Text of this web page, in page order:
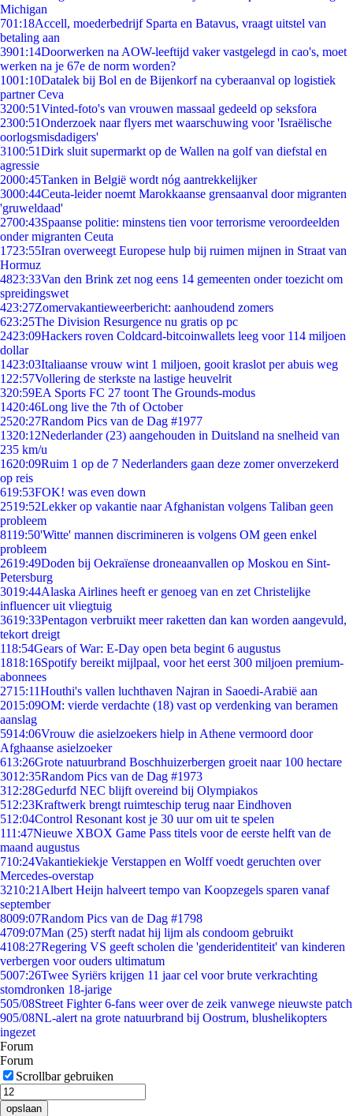
Michigan
701:18Accell, moederbedrijf Sparta en Batavus, vraagt uitstel van
betaling aan
3901:14Doorwerken na AOW-leeftijd vaker vastgelegd in cao's, moet
werken na je 67e de norm worden?
1001:10Datalek bij Bol en de Bijenkorf na cyberaanval op logistiek
partner Ceva
3200:51Vinted-foto's van vrouwen massaal gedeeld op seksfora
2300:51Onderzoek naar flyers met waarschuwing voor 'Israëlische
oorlogsmisdadigers'
3100:51Dirk sluit supermarkt op de Wallen na golf van diefstal en
agressie
2000:45Tanken in België wordt nóg aantrekkelijker
3000:44Ceuta-leider noemt Marokkaanse grensaanval door migranten
'gruweldaad'
2700:43Spaanse politie: minstens tien voor terrorisme veroordeelden
onder migranten Ceuta
1723:55Iran overweegt Europese hulp bij ruimen mijnen in Straat van
Hormuz
4823:33Van den Brink zet nog eens 14 gemeenten onder toezicht om
spreidingswet
423:27Zomervakantieweerbericht: aanhoudend zomers
623:25The Division Resurgence nu gratis op pc
2423:09Hackers roven Coldcard-bitcoinwallets leeg voor 114 miljoen
dollar
1423:03Italiaanse vrouw wint 1 miljoen, gooit kraslot per abuis weg
1 22:57Vollering de sterkste na lastige heuvelrit
320:59EA Sports FC 27 toont The Grounds-modus
1420:46Long live the 7th of October
2520:27Random Pics van de Dag #1977
1320:12Nederlander (23) aangehouden in Duitsland na snelheid van
235 km/u
1620:09Ruim 1 op de 7 Nederlanders gaan deze zomer onverzekerd
op reis
619:53FOK! was even down
2519:52Lekker op vakantie naar Afghanistan volgens Taliban geen
probleem
8119:50'Witte' mannen discrimineren is volgens OM geen enkel
probleem
2619:49Doden bij Oekraïense droneaanvallen op Moskou en Sint-
Petersburg
3019:44Alaska Airlines heeft er genoeg van en zet Christelijke
influencer uit vliegtuig
3619:33Pentagon verbruikt meer raketten dan kan worden aangevuld,
tekort dreigt
118:54Gears of War: E-Day open beta begint 6 augustus
1818:16Spotify bereikt mijlpaal, voor het eerst 300 miljoen premium-
abonnees
2715:11Houthi's vallen luchthaven Najran in Saoedi-Arabië aan
2015:09OM: vierde verdachte (18) vast op verdenking van beramen
aanslag
5914:06Vrouw die asielzoekers hielp in Athene vermoord door
Afghaanse asielzoeker
613:26Grote natuurbrand Boschhuizerbergen groeit naar 100 hectare
3012:35Random Pics van de Dag #1973
312:28Gedurfd NEC blijft overeind bij Olympiakos
512:23Kraftwerk brengt ruimteschip terug naar Eindhoven
512:04Control Resonant kost je 30 uur om uit te spelen
111:47Nieuwe XBOX Game Pass titels voor de eerste helft van de
maand augustus
710:24Vakantiekiekje Verstappen en Wolff voedt geruchten over
Mercedes-overstap
3210:21 Albert Heijn halveert tempo van Koopzegels sparen vanaf
september
8009:07Random Pics van de Dag #1798
4709:07Man (25) sterft nadat hij lijm als condoom gebruikt
4108:27Regering VS geeft scholen die 'genderidentiteit' van kinderen
verbergen voor ouders ultimatum
5007:26Twee Syriërs krijgen 11 jaar cel voor brute verkrachting
stomdronken 18-jarige
505/08Street Fighter 6-fans weer over de zeik vanwege nieuwste patch
905/08NL-alert na grote natuurbrand bij Oostrum, blushelikopters
ingezet
Forum
Forum
Scrollbar gebruiken
opslaan